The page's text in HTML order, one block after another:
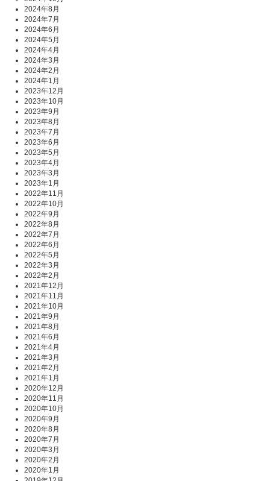
2024年8月
2024年7月
2024年6月
2024年5月
2024年4月
2024年3月
2024年2月
2024年1月
2023年12月
2023年10月
2023年9月
2023年8月
2023年7月
2023年6月
2023年5月
2023年4月
2023年3月
2023年1月
2022年11月
2022年10月
2022年9月
2022年8月
2022年7月
2022年6月
2022年5月
2022年3月
2022年2月
2021年12月
2021年11月
2021年10月
2021年9月
2021年8月
2021年6月
2021年4月
2021年3月
2021年2月
2021年1月
2020年12月
2020年11月
2020年10月
2020年9月
2020年8月
2020年7月
2020年3月
2020年2月
2020年1月